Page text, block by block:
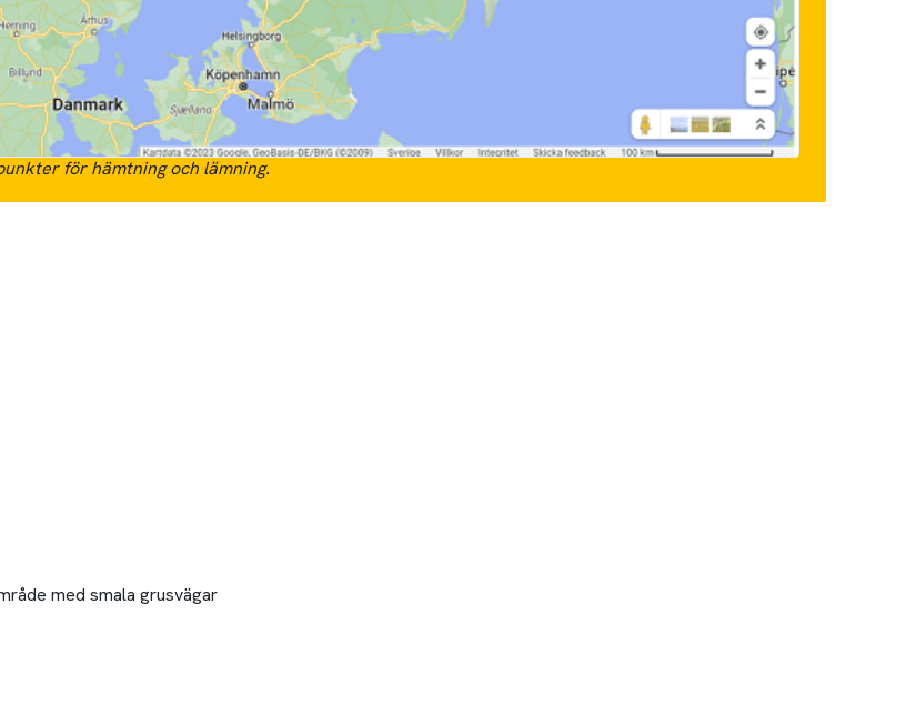
för hämtning och lämning.
med smala grusvägar